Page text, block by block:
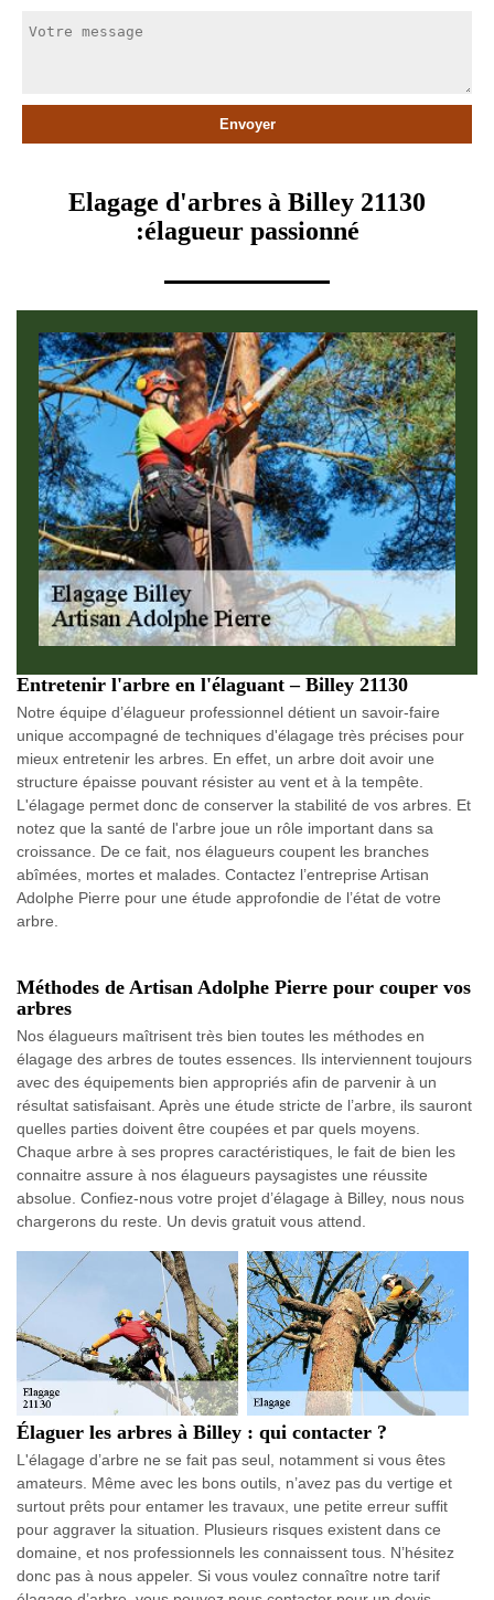
Elagage d'arbres à Billey 21130
:élagueur passionné
Entretenir l'arbre en l'élaguant – Billey 21130
Notre équipe d’élagueur professionnel détient un savoir-faire
unique accompagné de techniques d'élagage très précises pour
mieux entretenir les arbres. En effet, un arbre doit avoir une
structure épaisse pouvant résister au vent et à la tempête.
L'élagage permet donc de conserver la stabilité de vos arbres. Et
notez que la santé de l'arbre joue un rôle important dans sa
croissance. De ce fait, nos élagueurs coupent les branches
abîmées, mortes et malades. Contactez l’entreprise Artisan
Adolphe Pierre pour une étude approfondie de l’état de votre
arbre.
Méthodes de Artisan Adolphe Pierre pour couper vos
arbres
Nos élagueurs maîtrisent très bien toutes les méthodes en
élagage des arbres de toutes essences. Ils interviennent toujours
avec des équipements bien appropriés afin de parvenir à un
résultat satisfaisant. Après une étude stricte de l’arbre, ils sauront
quelles parties doivent être coupées et par quels moyens.
Chaque arbre à ses propres caractéristiques, le fait de bien les
connaitre assure à nos élagueurs paysagistes une réussite
absolue. Confiez-nous votre projet d’élagage à Billey, nous nous
chargerons du reste. Un devis gratuit vous attend.
Élaguer les arbres à Billey : qui contacter ?
L'élagage d’arbre ne se fait pas seul, notamment si vous êtes
amateurs. Même avec les bons outils, n’avez pas du vertige et
surtout prêts pour entamer les travaux, une petite erreur suffit
pour aggraver la situation. Plusieurs risques existent dans ce
domaine, et nos professionnels les connaissent tous. N’hésitez
donc pas à nous appeler. Si vous voulez connaître notre tarif